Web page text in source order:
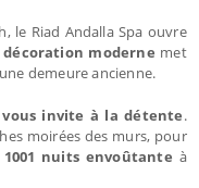
le Riad Andalla Spa ouvre
décoration moderne met
demeure ancienne.
invite à la détente.
moirées des murs, pour
nuits envoûtante à